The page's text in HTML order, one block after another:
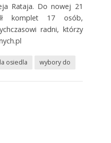
Rataja. Do nowej 21
komplet 17 osób,
radni, którzy
osiedla wybory do